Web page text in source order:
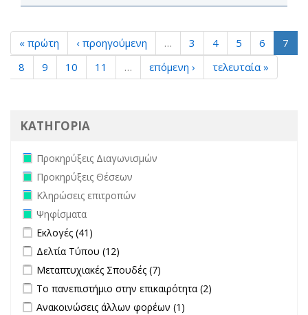
« πρώτη ‹ προηγούμενη … 3 4 5 6
7
8
9 10 11 … επόμενη › τελευταία »
ΚΑΤΗΓΟΡΙΑ
Remove Προκηρύξεις Διαγωνισμών filter
Προκηρύξεις Διαγωνισμών
Remove Προκηρύξεις Θέσεων filter
Προκηρύξεις Θέσεων
Remove Κληρώσεις επιτροπών filter
Κληρώσεις επιτροπών
Remove Ψηφίσματα filter
Ψηφίσματα
Apply Εκλογές filter
Εκλογές (41)
Apply Δελτία Τύπου filter
Δελτία Τύπου (12)
Apply Μεταπτυχιακές Σπουδές filter
Μεταπτυχιακές Σπουδές (7)
Apply Το πανεπιστήμιο στην επικαιρότητα filter
Το πανεπιστήμιο στην επικαιρότητα (2)
Apply Ανακοινώσεις άλλων φορέων filter
Ανακοινώσεις άλλων φορέων (1)